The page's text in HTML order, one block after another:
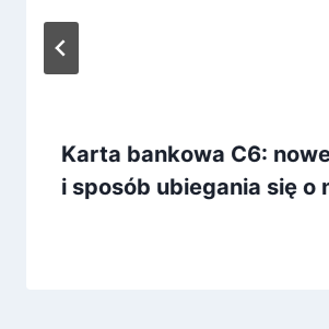
Karta bankowa C6:
i sposób ubiegania się o